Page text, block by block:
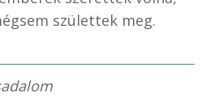
születtek meg.